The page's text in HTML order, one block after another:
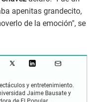
apenitas grandecito,
de la emoción", se
y entretenimiento.
Jaime Bausate y